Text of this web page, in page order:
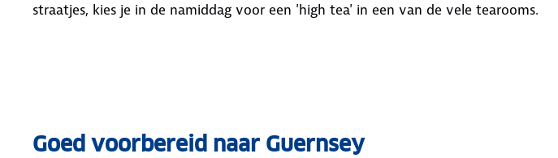
straatjes, kies je in de namiddag voor een 'high tea' in een van de vele tearooms.
Goed voorbereid naar Guernsey